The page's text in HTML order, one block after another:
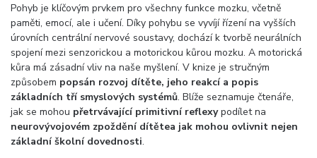
Pohyb je klíčovým prvkem pro všechny funkce mozku, včetně
paměti, emocí, ale i učení. Díky pohybu se vyvíjí řízení na vyšších
úrovních centrální nervové soustavy, dochází k tvorbě neurálních
spojení mezi senzorickou a motorickou kůrou mozku. A motorická
kůra má zásadní vliv na naše myšlení. V knize je stručným
způsobem popsán rozvoj dítěte, jeho reakcí a popis
základních tří smyslových systémů. Blíže seznamuje čtenáře,
jak se mohou přetrvávající primitivní reflexypodílet na
neurovývojovém zpoždění dítětea jak mohou ovlivnit nejen
základní školní dovednosti.